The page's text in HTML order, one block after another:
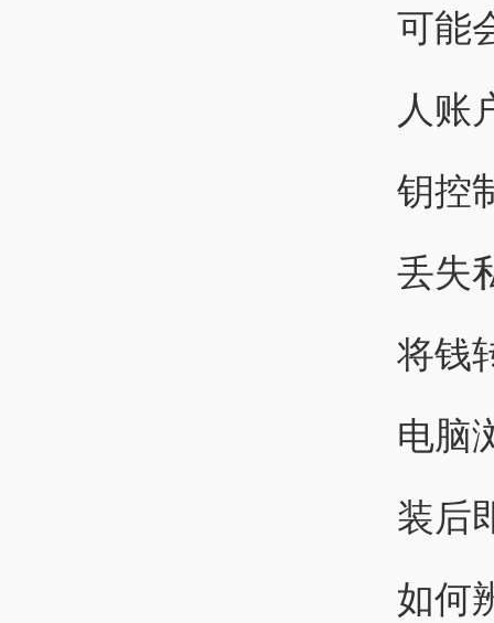
可能
人账
钥控
丢失
将钱
电脑
装后
如何